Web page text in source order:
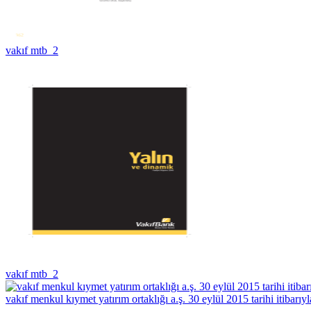
vakıf mtb_2
vakıf mtb_2
vakıf menkul kıymet yatırım ortaklığı a.ş. 30 eylül 2015 tarihi